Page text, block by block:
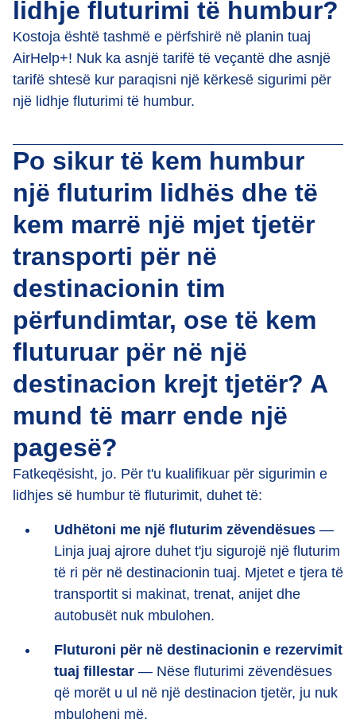
lidhje fluturimi të humbur?
Kostoja është tashmë e përfshirë në planin tuaj
AirHelp+! Nuk ka asnjë tarifë të veçantë dhe asnjë
tarifë shtesë kur paraqisni një kërkesë sigurimi për
një lidhje fluturimi të humbur.
Po sikur të kem humbur
një fluturim lidhës dhe të
kem marrë një mjet tjetër
transporti për në
destinacionin tim
përfundimtar, ose të kem
fluturuar për në një
destinacion krejt tjetër? A
mund të marr ende një
pagesë?
Fatkeqësisht, jo. Për t'u kualifikuar për sigurimin e
lidhjes së humbur të fluturimit, duhet të:
Udhëtoni me një fluturim zëvendësues —
Linja juaj ajrore duhet t'ju sigurojë një fluturim
të ri për në destinacionin tuaj. Mjetet e tjera të
transportit si makinat, trenat, anijet dhe
autobusët nuk mbulohen.
Fluturoni për në destinacionin e rezervimit
tuaj fillestar — Nëse fluturimi zëvendësues
që morët u ul në një destinacion tjetër, ju nuk
mbuloheni më.